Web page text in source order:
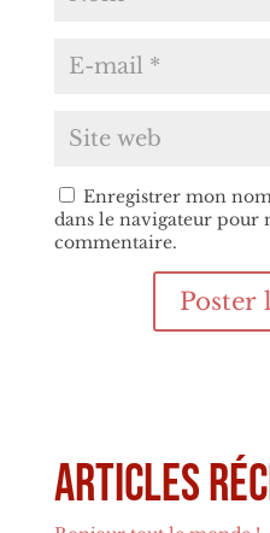
Enregistrer mon
dans le navigateur pour
commentaire.
Articles